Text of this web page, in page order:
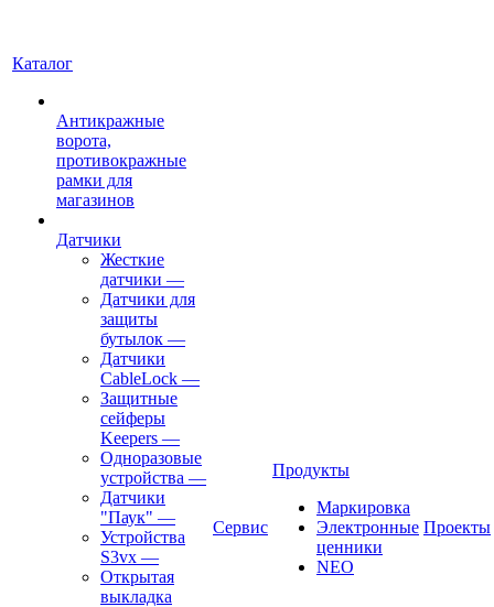
Каталог
Антикражные
ворота,
противокражные
рамки для
магазинов
Датчики
Жесткие
датчики —
Датчики для
защиты
бутылок —
Датчики
CableLock —
Защитные
сейферы
Keepers —
Одноразовые
устройства —
Датчики
"Паук" —
Устройства
S3vx —
Открытая
выкладка
Сервис
Продукты
Маркировка
Электронные
ценники
NEO
Проекты